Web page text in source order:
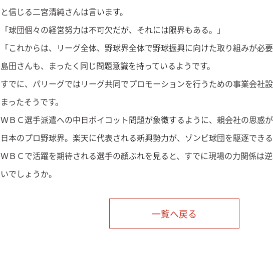
と信じる二宮清純さんは言います。
「球団個々の経営努力は不可欠だが、それには限界もある。」
「これからは、リーグ全体、野球界全体で野球振興に向けた取り組みが必要
島田さんも、まったく同じ問題意識を持っているようです。
すでに、パリーグではリーグ共同でプロモーションを行うための事業会社
まったそうです。
ＷＢＣ選手派遣への中日ボイコット問題が象徴するように、親会社の思惑
日本のプロ野球界。楽天に代表される新興勢力が、ゾンビ球団を駆逐でき
ＷＢＣで活躍を期待される選手の顔ぶれを見ると、すでに現場の力関係は
いでしょうか。
一覧へ戻る